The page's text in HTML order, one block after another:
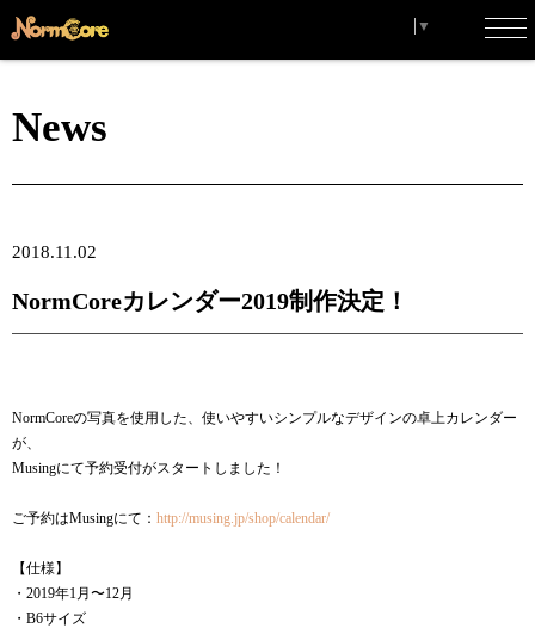
▼
News
2018.11.02
NormCoreカレンダー2019制作決定！
NormCoreの写真を使用した、使いやすいシンプルなデザインの卓上カレンダー
が、
Musingにて予約受付がスタートしました！
ご予約はMusingにて： http://musing.jp/shop/calendar/
【仕様】
・2019年1月〜12月
・B6サイズ